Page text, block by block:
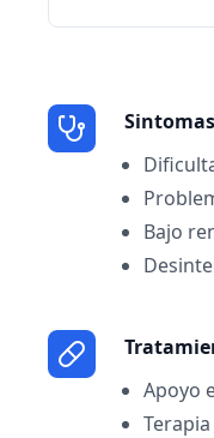
Sintomas
Bajo
Apoyo